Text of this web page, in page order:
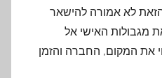
לא אמורה להישאר
מגבולות האישי אל
את המקום, החברה והזמן